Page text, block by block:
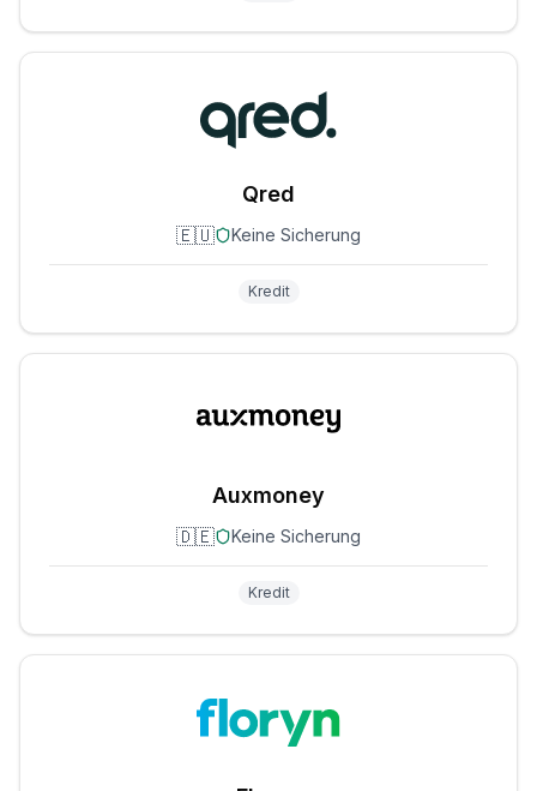
Qred
🇪🇺 Keine Sicherung
Kredit
Auxmoney
🇩🇪 Keine Sicherung
Kredit